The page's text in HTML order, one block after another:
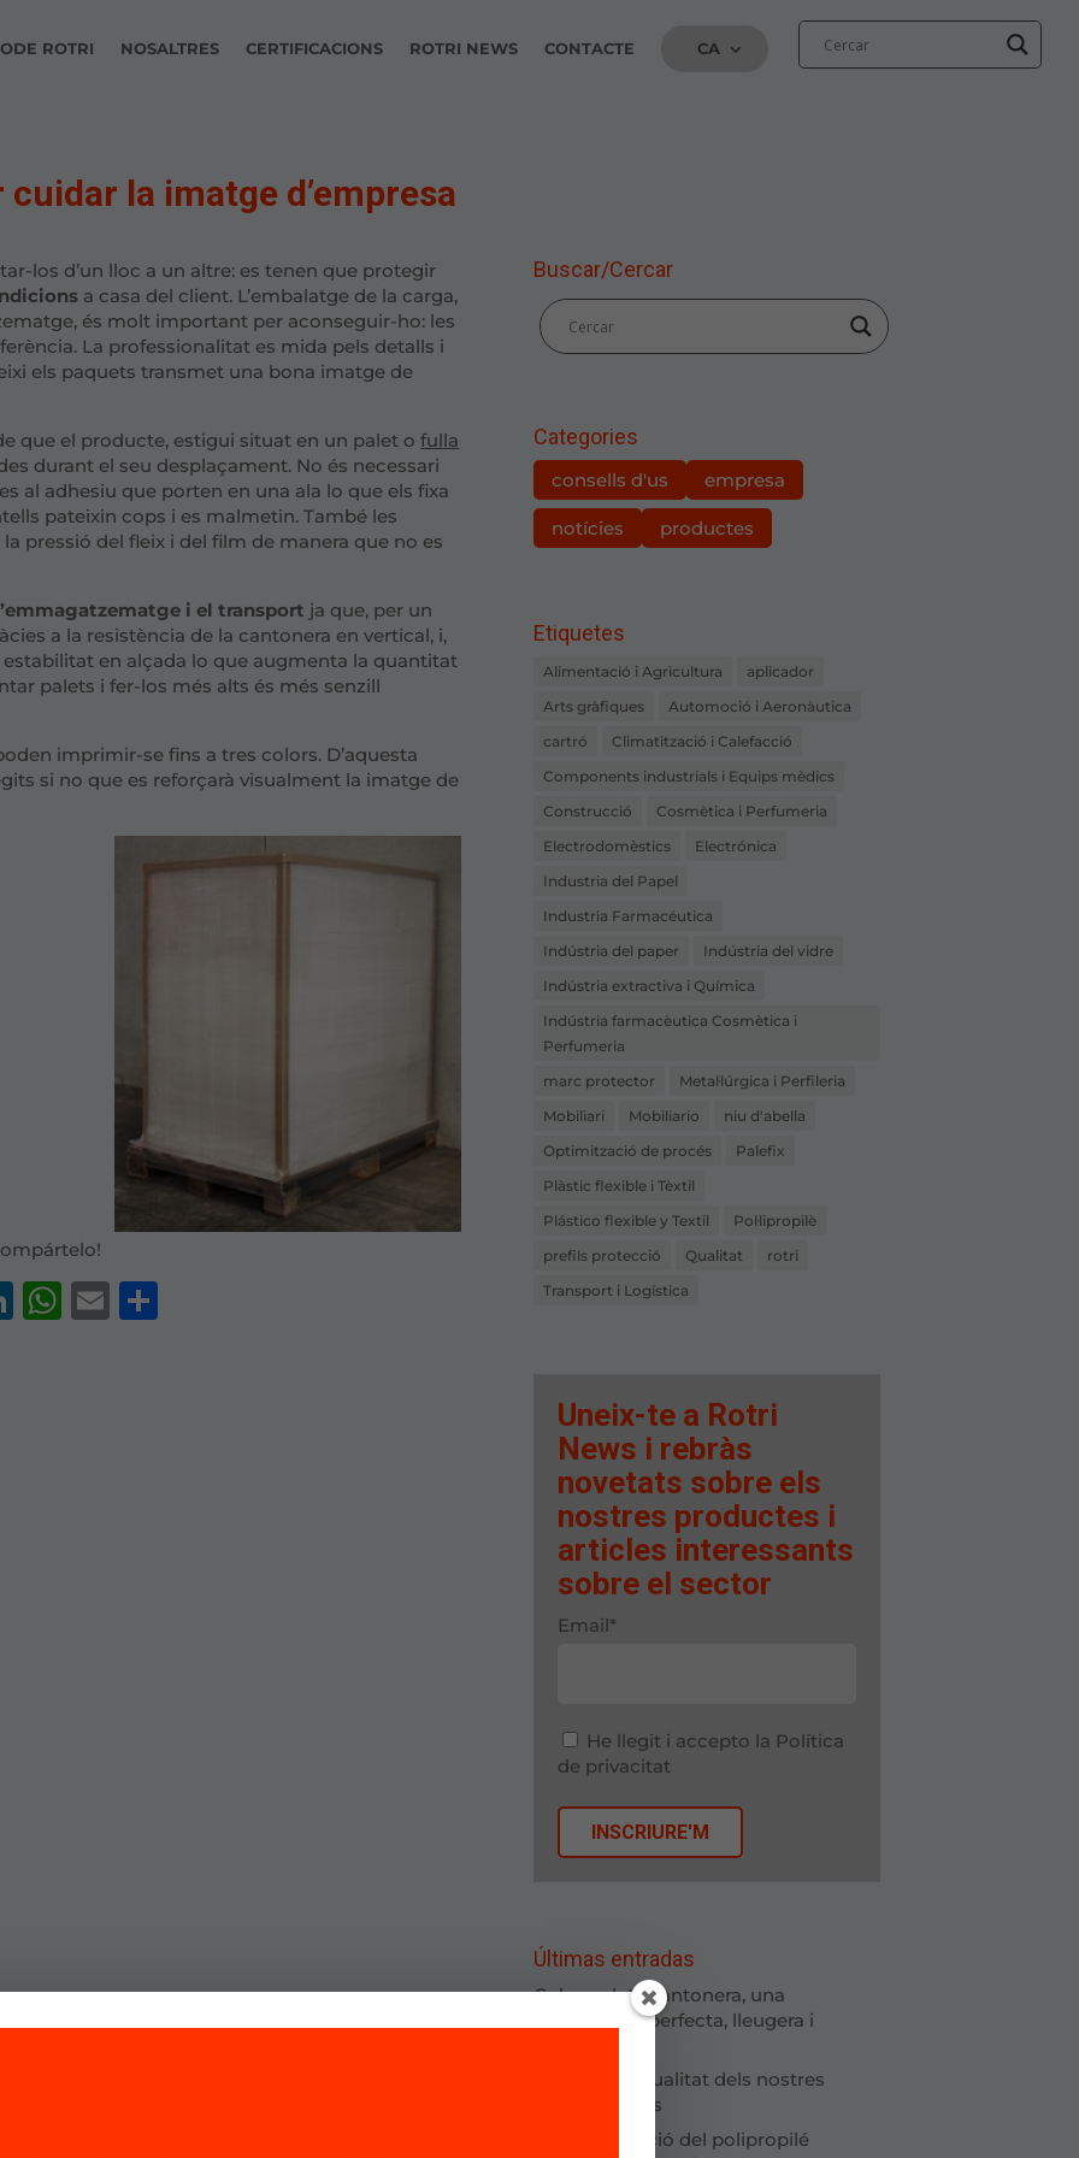
ROTRI NOSALTRES CERTIFICACIONS ROTRI NEWS CONTACTE CA
la imatge d’empresa
los d’un lloc a un altre: es tenen que protegir
a casa del client. L’embalatge de la carga,
és molt important per aconseguir-ho: les
La professionalitat es mida pels detalls i
els paquets transmet una bona imatge de
que el producte, estigui situat en un palet ofulla
durant el seu desplaçament. No és necessari
al adhesiu que porten en una ala lo que els fixa
pateixin cops i es malmetin. També les
pressió del fleix i del film de manera que no es
i el transport ja que, per un
a la resistència de la cantonera en vertical, i,
en alçada lo que augmenta la quantitat
palets i fer-los més alts és més senzill
imprimir-se fins a tres colors. D’aquesta
si no que es reforçarà visualment la imatge de
LinkedIn
WhatsApp
EmailComparteix
Buscar/Cercar
Categories
consells d'us empresa
notícies productes
Etiquetes
Alimentació i Agricultura
aplicador
Arts gràfiques
Automoció i Aeronàutica
cartró
Climatització i Calefacció
Components industrials i Equips mèdics
Construcció
Cosmètica i Perfumeria
Electrodomèstics
Electrónica
Industria del Papel
Industria Farmacéutica
Indústria del paper
Indústria del vidre
Indústria extractiva i Química
Indústria farmacèutica Cosmètica i
Perfumeria
marc protector
Metal·lúrgica i Perfileria
Mobiliari
Mobiliario
niu d'abella
Optimització de procés
Palefix
Plàstic flexible i Tèxtil
Plástico flexible y Textil
Pol·lipropilè
prefils protecció
Qualitat
rotri
Transport i Logística
Uneix-te a Rotri
News i rebràs
novetats sobre els
nostres productes i
articles interessants
sobre el sector
Email*
He llegit i accepto la Política
de privacitat
Últimas entradas
Cubrepalet i cantonera, una
combinació perfecta, lleugera i
Millorem la qualitat dels nostres
procediments
Personalització del polipropilé